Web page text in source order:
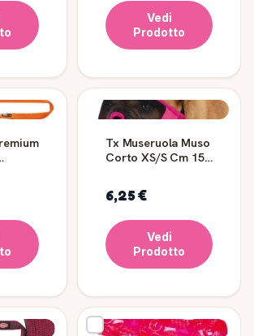
Vedi
Prodotto
Tx Museruola Muso
Corto XS/S Cm 15
6,25 €
Vedi
Prodotto